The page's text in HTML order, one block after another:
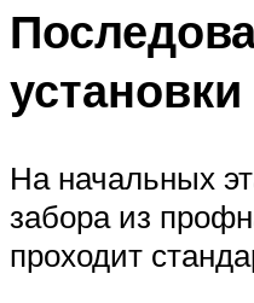
установки
На начальных
забора из
проходит